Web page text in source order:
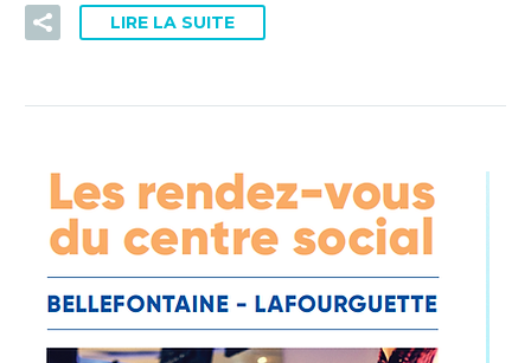
LIRE LA SUITE